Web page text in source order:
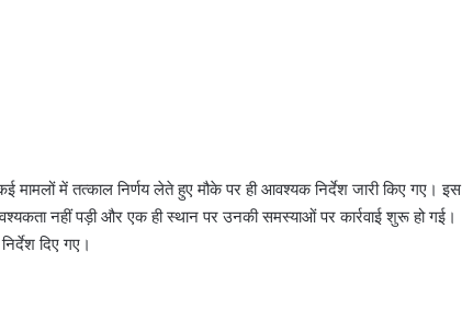
मामलों में तत्काल निर्णय लेते हुए मौके पर ही आवश्यक निर्देश जारी किए गए। इस
नहीं पड़ी और एक ही स्थान पर उनकी समस्याओं पर कार्रवाई शुरू हो गई।
दिए गए।